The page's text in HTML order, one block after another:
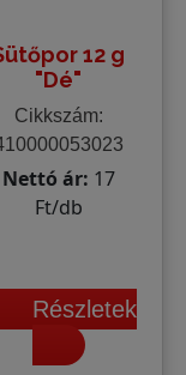
12 g
"Dé"
Cikkszám:
Nettó ár: 17
Ft/db
Részletek